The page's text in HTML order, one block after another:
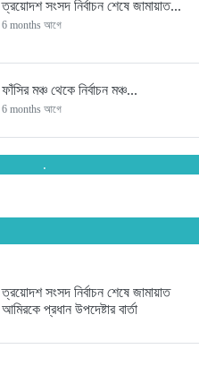
ত্রয়োদশ সংসদ নির্বাচন শেষে জামায়াত...
6 months আগে
ফাঁসির মঞ্চ থেকে নির্বাচন মঞ্চ...
6 months আগে
ত্রয়োদশ জাতীয় সংসদ নির্বাচনে চট্টগ্রামের...
সংসদে যাচ্ছেন পিন্টু-টুকু আপন দুই...
ত্রয়োদশ জাতীয় সংসদ নির্বাচনে জয়ে...
6 months আগে
.
ত্রয়োদশ সংসদ নির্বাচন শেষে জামায়াত
আমিরকে প্রধান উপদেষ্টার বার্তা